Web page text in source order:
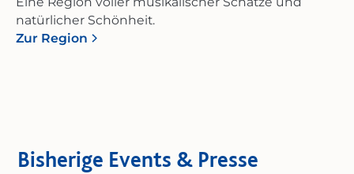
natürlicher Schönheit.
Zur Region
Bisherige Events & Presse